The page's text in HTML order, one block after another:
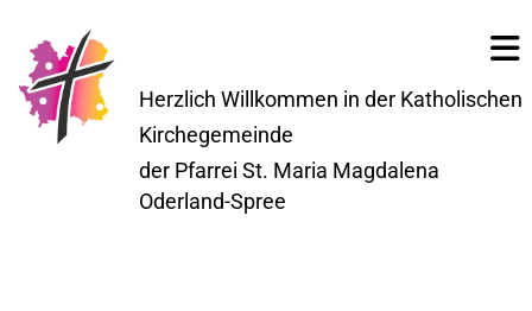
Herzlich Willkommen in der Katholischen
Kirchegemeinde
der Pfarrei St. Maria Magdalena
Oderland-Spree